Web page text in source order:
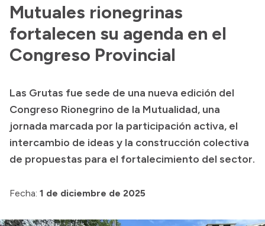
Discursos en la Legislatura
Casa de Gobierno
Acerca de Río Negro
Geografía
Invertí en Río Negro
Presupuesto
Boletín Oficial
Mutuales rionegrinas
fortalecen su agenda en el
Congreso Provincial
Las Grutas fue sede de una nueva edición del
Congreso Rionegrino de la Mutualidad, una
jornada marcada por la participación activa, el
intercambio de ideas y la construcción colectiva
de propuestas para el fortalecimiento del sector.
Fecha: 1 de diciembre de 2025